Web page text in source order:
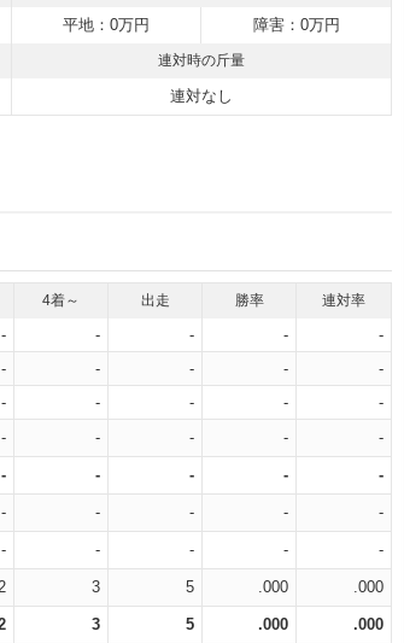
平地：0万円 障害：0万円
連対時の斤量
連対なし
4着～ 出走 勝率 連対率
- - - -
-
- - - -
-
- - - -
-
- - - - -
- - - - -
- - - - -
- - - - -
3 5 .000 .000
3 5 .000 .000